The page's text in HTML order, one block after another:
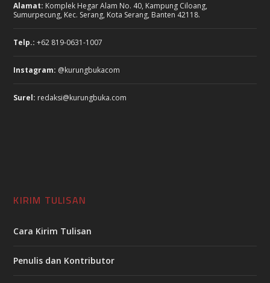
Alamat: Komplek Hegar Alam No. 40, Kampung Ciloang,
Sumurpecung, Kec. Serang, Kota Serang, Banten 42118.
Telp.: +62 819-0631-1007
Instagram: @kurungbukacom
Surel: redaksi@kurungbuka.com
KIRIM TULISAN
Cara Kirim Tulisan
Penulis dan Kontributor